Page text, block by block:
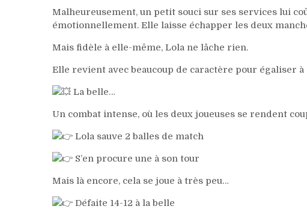
Malheureusement, un petit souci sur ses services lui
émotionnellement. Elle laisse échapper les deux
Mais fidèle à elle-même, Lola ne lâche rien.
Elle revient avec beaucoup de caractère pour égaliser
La belle…
Un combat intense, où les deux joueuses se rendent
Lola sauve 2 balles de match
S’en procure une à son tour
Mais là encore, cela se joue à très peu…
Défaite 14-12 à la belle